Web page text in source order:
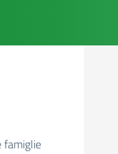
famiglie